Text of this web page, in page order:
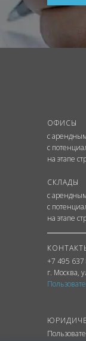
ОФИСЫ
с
с
на этапе
СКЛАДЫ
с
с
на этапе
+7 495 637
г. Москва,